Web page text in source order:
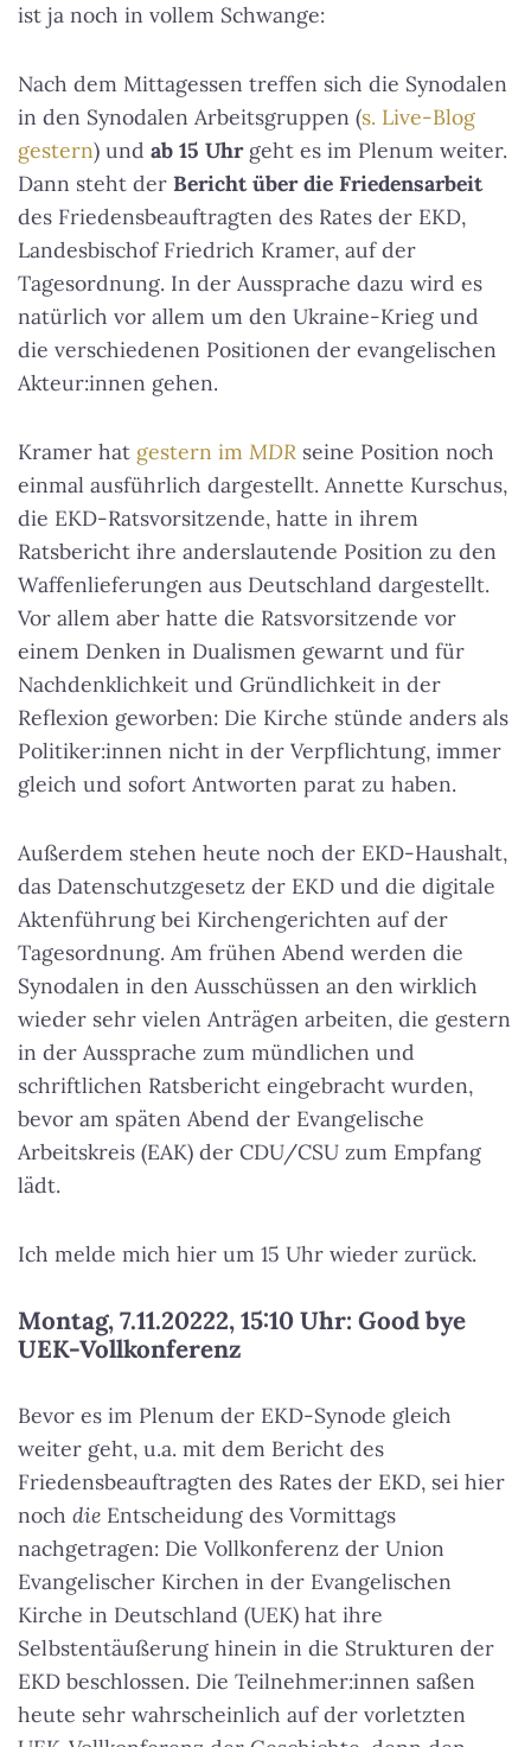
ist ja noch in vollem Schwange:
Nach dem Mittagessen treffen sich die Synodalen
in den Synodalen Arbeitsgruppen (s. Live-Blog
gestern) und ab 15 Uhrgeht es im Plenum weiter.
Dann steht der Bericht über die Friedensarbeit
des Friedensbeauftragten des Rates der EKD,
Landesbischof Friedrich Kramer, auf der
Tagesordnung. In der Aussprache dazu wird es
natürlich vor allem um den Ukraine-Krieg und
die verschiedenen Positionen der evangelischen
Akteur:innen gehen.
Kramer hat gestern im MDR seine Position noch
einmal ausführlich dargestellt. Annette Kurschus,
die EKD-Ratsvorsitzende, hatte in ihrem
Ratsbericht ihre anderslautende Position zu den
Waffenlieferungen aus Deutschland dargestellt.
Vor allem aber hatte die Ratsvorsitzende vor
einem Denken in Dualismen gewarnt und für
Nachdenklichkeit und Gründlichkeit in der
Reflexion geworben: Die Kirche stünde anders als
Politiker:innen nicht in der Verpflichtung, immer
gleich und sofort Antworten parat zu haben.
Außerdem stehen heute noch der EKD-Haushalt,
das Datenschutzgesetz der EKD und die digitale
Aktenführung bei Kirchengerichten auf der
Tagesordnung. Am frühen Abend werden die
Synodalen in den Ausschüssen an den wirklich
wieder sehr vielen Anträgen arbeiten, die gestern
in der Aussprache zum mündlichen und
schriftlichen Ratsbericht eingebracht wurden,
bevor am späten Abend der Evangelische
Arbeitskreis (EAK) der CDU/CSU zum Empfang
lädt.
Ich melde mich hier um 15 Uhr wieder zurück.
Montag, 7.11.20222, 15:10 Uhr: Good bye
UEK-Vollkonferenz
Bevor es im Plenum der EKD-Synode gleich
weiter geht, u.a. mit dem Bericht des
Friedensbeauftragten des Rates der EKD, sei hier
noch die Entscheidung des Vormittags
nachgetragen: Die Vollkonferenz der Union
Evangelischer Kirchen in der Evangelischen
Kirche in Deutschland (UEK) hat ihre
Selbstentäußerung hinein in die Strukturen der
EKD beschlossen. Die Teilnehmer:innen saßen
heute sehr wahrscheinlich auf der vorletzten